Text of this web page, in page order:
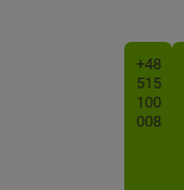
+48
515
100
008